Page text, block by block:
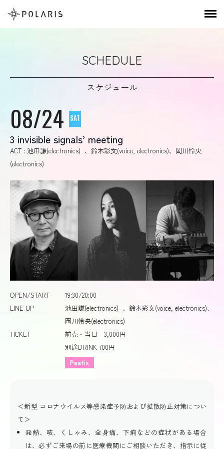
SCHEDULE
スケジュール
08/24 SAT
3 invisible signals’ meeting
ACT : 池田謙(electronics) 、鈴木彩文(voice, electronics)、岡川怜央
(electronics)
OPEN/START
19:30/20:00
LINE UP
池田謙(electronics) 、鈴木彩文(voice, electronics)、
岡川怜央(electronics)
TICKET
前売・当日 3,000円
別途DRINK 700円
Peatix
＜新型 コロナウイルス等感染症予防および拡散防止対策につい
て＞
発熱、咳、くしゃみ、全身痛、下痢などの症状がある場合
は、必ずご来場の前に医療機関にご相談いただき、指示に従